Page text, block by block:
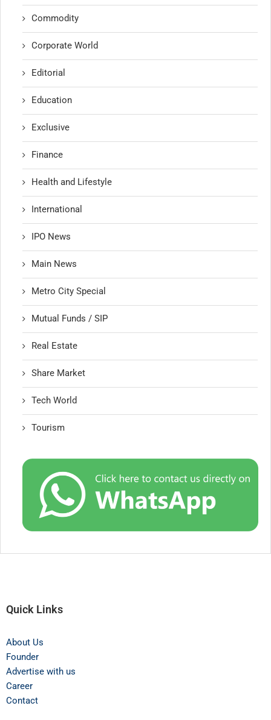
Commodity
Corporate World
Editorial
Education
Exclusive
Finance
Health and Lifestyle
International
IPO News
Main News
Metro City Special
Mutual Funds / SIP
Real Estate
Share Market
Tech World
Tourism
Quick Links
About Us
Founder
Advertise with us
Career
Contact